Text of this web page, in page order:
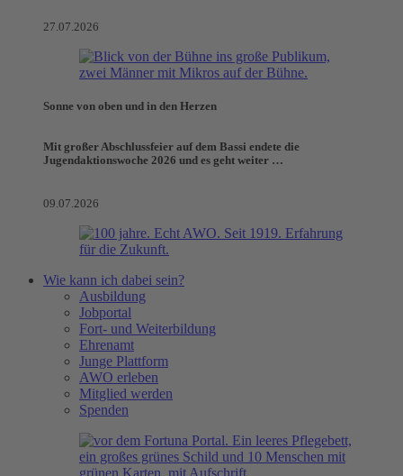
27.07.2026
Sonne von oben und in den Herzen
Mit großer Abschlussfeier auf dem Bassi endete die
Jugendaktionswoche 2026 und es geht weiter …
09.07.2026
Wie kann ich dabei sein?
Ausbildung
Jobportal
Fort- und Weiterbildung
Ehrenamt
Junge Plattform
AWO erleben
Mitglied werden
Spenden